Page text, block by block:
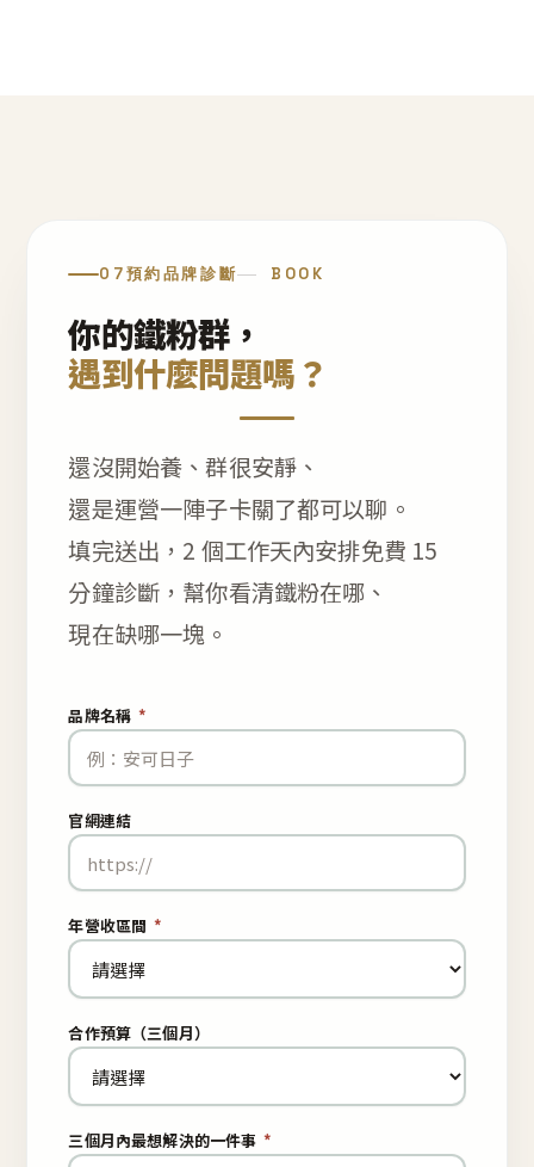
07預約品牌診斷 BOOK
你的鐵粉群，
遇到什麼問題嗎？
還沒開始養、群很安靜、
還是運營一陣子卡關了都可以聊。
填完送出，2 個工作天內安排免費 15
分鐘診斷，幫你看清鐵粉在哪、
現在缺哪一塊。
品牌名稱 *
官網連結
年營收區間 *
合作預算（三個月）
三個月內最想解決的一件事 *